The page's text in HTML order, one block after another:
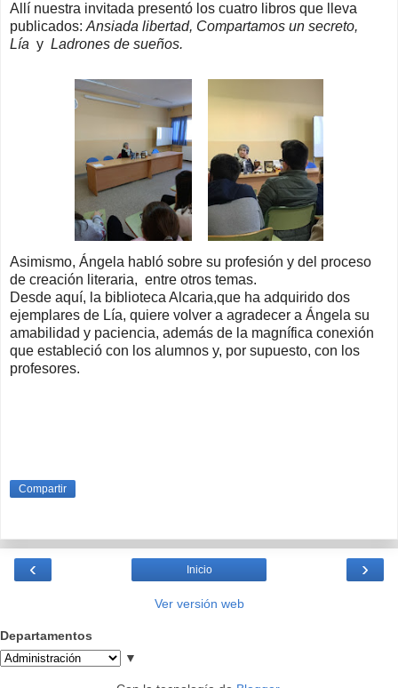
Allí nuestra invitada presentó los cuatro libros que lleva
publicados: Ansiada libertad, Compartamos un secreto,
Lía y Ladrones de sueños.
Asimismo, Ángela habló sobre su profesión y del proceso
de creación literaria, entre otros temas.
Desde aquí, la biblioteca Alcaria,que ha adquirido dos
ejemplares de Lía, quiere volver a agradecer a Ángela su
amabilidad y paciencia, además de la magnífica conexión
que estableció con los alumnos y, por supuesto, con los
profesores.
Compartir
‹ ›
Inicio
Ver versión web
Departamentos
▼